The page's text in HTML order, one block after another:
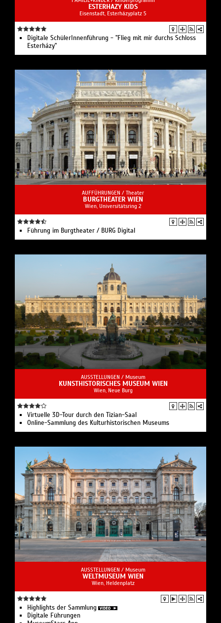
ESTERHAZY KIDS
Eisenstadt, Esterházyplatz 5
Digitale SchülerInnenführung - "Flieg mit mir durchs Schloss
Esterházy"
AUFFÜHRUNGEN / Theater
BURGTHEATER WIEN
Wien, Universitätsring 2
Führung im Burgtheater / BURG Digital
AUSSTELLUNGEN / Museum
KUNSTHISTORISCHES MUSEUM WIEN
Wien, Neue Burg
Virtuelle 3D-Tour durch den Tizian-Saal
Online-Sammlung des Kulturhistorischen Museums
AUSSTELLUNGEN / Museum
WELTMUSEUM WIEN
Wien, Heldenplatz
Highlights der Sammlung
Digitale Führungen